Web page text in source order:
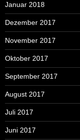
Januar 2018
Dezember 2017
November 2017
Oktober 2017
September 2017
August 2017
Juli 2017
Juni 2017